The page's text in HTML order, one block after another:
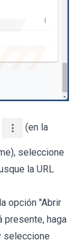
(en la
seleccione
la URL
opción "Abrir
presente, haga
seleccione